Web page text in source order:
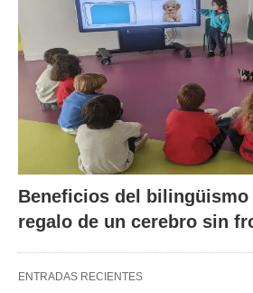
Beneficios del bilingüismo
regalo de un cerebro sin
ENTRADAS RECIENTES